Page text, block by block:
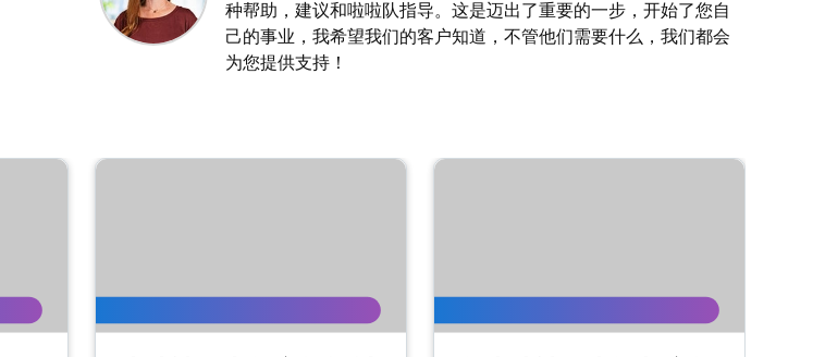
2m 15s
1m 54s
种帮助，建议和啦啦队指导。这是迈出了重要的一步，开始了您自
己的事业，我希望我们的客户知道，不管他们需要什么，我们都会
为您提供支持！